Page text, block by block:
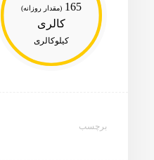
165 (مقدار روزانه)
کالری
کیلوکالری
برچسب